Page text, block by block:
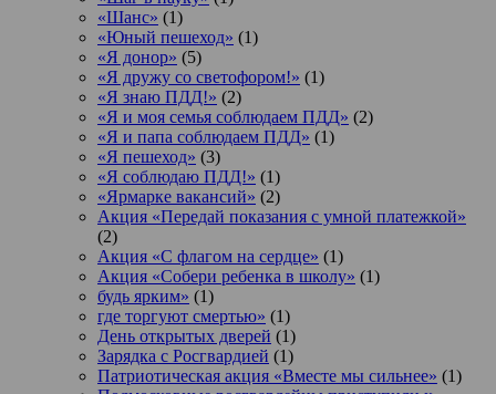
«Шанс» (1)
«Юный пешеход» (1)
«Я донор» (5)
«Я дружу со светофором!» (1)
«Я знаю ПДД!» (2)
«Я и моя семья соблюдаем ПДД» (2)
«Я и папа соблюдаем ПДД» (1)
«Я пешеход» (3)
«Я соблюдаю ПДД!» (1)
«Ярмарке вакансий» (2)
Акция «Передай показания с умной платежкой»
(2)
Акция «С флагом на сердце» (1)
Акция «Собери ребенка в школу» (1)
будь ярким» (1)
где торгуют смертью» (1)
День открытых дверей (1)
Зарядка с Росгвардией (1)
Патриотическая акция «Вместе мы сильнее» (1)